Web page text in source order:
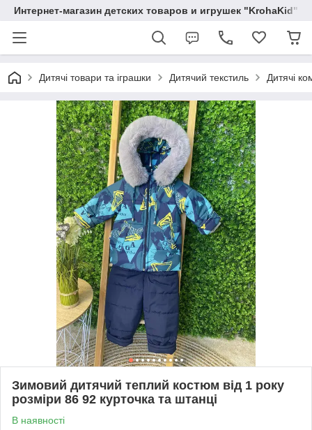
Интернет-магазин детских товаров и игрушек "KrohaKid"
Дитячі товари та іграшки Дитячий текстиль Дитячі
Зимовий дитячий теплий костюм від 1 року
розміри 86 92 курточка та штанці
В наявності